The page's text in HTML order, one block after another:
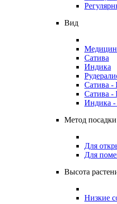
Вид
Сатива
Индика
Сатива -
Сатива -
Индика -
Метод посадки
Для
Для
Высота
Низкие